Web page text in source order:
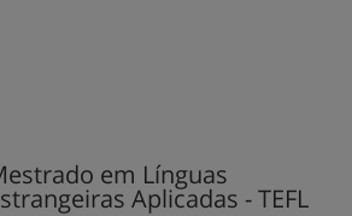
em Línguas
Aplicadas - TEFL